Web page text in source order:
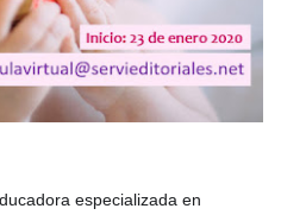
especializada en